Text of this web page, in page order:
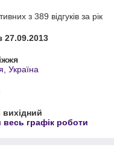
з 389 відгуків за рік
27.09.2013
Україна
вихідний
весь графік роботи